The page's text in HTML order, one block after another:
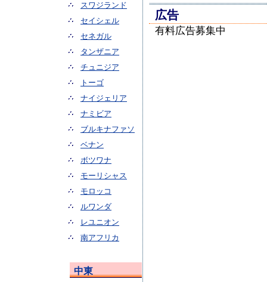
広告
有料広告募集中
スワジランド
セイシェル
セネガル
タンザニア
チュニジア
トーゴ
ナイジェリア
ナミビア
ブルキナファソ
ベナン
ボツワナ
モーリシャス
モロッコ
ルワンダ
レユニオン
南アフリカ
中東